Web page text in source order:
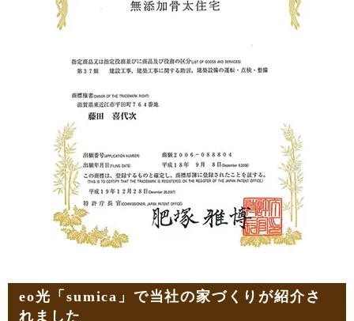
eo光「sumica」で当社の家づくりが紹介さ
れました